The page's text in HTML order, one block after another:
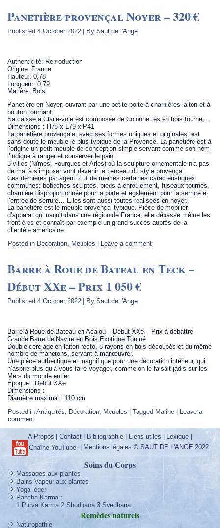
Panetière provençal Noyer – 320 €
Published 4 October 2022 By Saut de l'Ange
Authenticité: Reproduction
Origine: France
Hauteur: 0,78
Longueur: 0,79
Matière: Bois
Panetière en Noyer, ouvrant par une petite porte à charnières laiton et à
bouton tournant.
Sa caisse à Claire-voie est composée de Colonnettes en bois tourné,…
Dimensions : H78 x L79 x P41
La panetière provençale, avec ses formes uniques et originales, est
sans doute le meuble le plus typique de la Provence. La panetière est à
l’origine un petit meuble de conception simple servant comme son nom
l’indique à ranger et conserver le pain.
3 villes (Nîmes, Fourques et Arles) où la sculpture ornementale n’a pas
de mal à s’imposer vont devenir le berceau du style provençal.
Ces dernières partagent tout de mêmes certaines caractéristiques
communes: bobèches sculptés, pieds à enroulement, fuseaux tournés,
charnière disproportionnée pour la porte et également pour la serrure et
l’entrée de serrure… Elles sont aussi toutes réalisées en noyer.
La panetière est le meuble provençal typique. Pièce de mobilier
d’apparat qui naquit dans une région de France, elle dépasse même les
frontières et connaît par exemple un grand succès auprès de la
clientèle américaine.
Posted in Décoration, Meubles Leave a comment
Barre à Roue de Bateau en Teck –
Début XXe – Prix 1 050 €
Published 4 October 2022 By Saut de l'Ange
Barre à Roue de Bateau en Acajou – Début XXe – Prix à débattre
Grande Barre de Navire en Bois Exotique Tourné
Double cerclage en laiton recto, 8 rayons en bois découpés et du même
nombre de manetons, servant à manœuvrer.
Une pièce authentique et magnifique pour une décoration intérieur, qui
n’aspire plus qu’à vous faire voyager, comme on le faisait jadis sur les
Mers du monde entier.
Époque : Début XXe
Dimensions :
Diamètre maximal : 110 cm
Posted in Antiquités, Décoration, Meubles |Tagged Marine
Leave a
comment
A Propos |Contact Bibliographie Liens utiles | Lexique
Chaîne YouTube| Mentions légales © SAUT DE L'ANGE 2022
Soins du Corps
Massages aux plantes
Bains Vapeur aux plantes
Yoga léger
Pancha Karma:
1 Purva Karma 2 Shodhana 3 Svedhana
Remèdesnaturels
Naturopathie